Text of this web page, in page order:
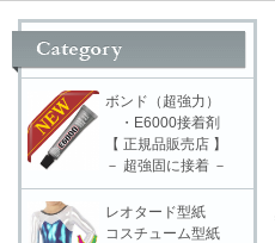
ボンド（超強力）
・E6000接着剤
【 正規品販売店 】
－ 超強固に接着 －
レオタード型紙
コスチューム型紙